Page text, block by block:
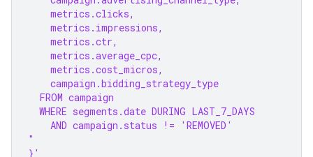
    metrics.clicks,
    metrics.impressions,
    metrics.ctr,
    metrics.average_cpc,
    metrics.cost_micros,
    campaign.bidding_strategy_type
  FROM campaign
  WHERE segments.date DURING LAST_7_DAYS
    AND campaign.status != 'REMOVED'
"
}'